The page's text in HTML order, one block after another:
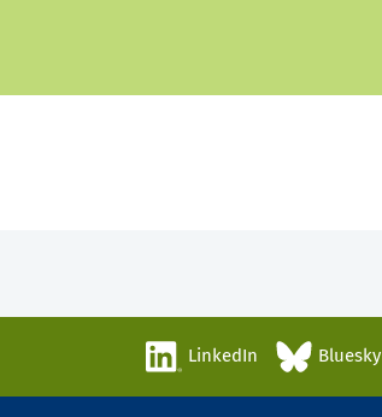
LinkedIn Bluesky